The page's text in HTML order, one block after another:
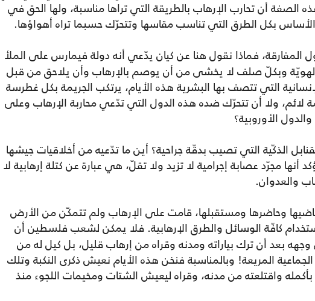
الصفة أن تحارب الإرهاب بالطريقة التي تراها مناسبة، ولها الحق في
بكل الطرق التي تناسب مقاسها وتتحرّك حسبما تراه أهواؤها.
المفارقة، فماذا نقول هنا عن كيان يدّعي أنه دولة فيمارس على الملأ
وبكلّ صلف لا يخشى من أن يوصم بالإرهاب وأن يلاحق من قبل
التي تتصف بها البشرية هذه الأيام، يرتكب الجريمة بكل غطرسة
ولا أن تتحرّك ضده هذه الدول التي تدّعي محاربة الإرهاب وعلى
الأوروبية؟
الذكّية التي تصيب بدقّة جراحية؟ أين ما تدّعيه من أخلاقيات جيشها
أنها مجرّد عصابة إجرامية لا تزيد ولا تقلّ، هي عبارة عن كتلة إرهابية لا
والعدوان.
وحاضرها ومستقبلها، قامت على الإرهاب ولم تتمكّن من الأرض
كافّة الوسائل والطرق الإرهابية. فلا يمكن لشعب فلسطين أن
بعد أن ترك بياراته ومدنه وقراه من إرهاب قليل، بل كيل له من
المريعة! وبالمناسبة فنخن هذه الأيام نعيش ذكرى النكبة وتلك
واقتلعته من مدنه، وقراه ليعيش الشتات ومخيمات اللجوء منذ